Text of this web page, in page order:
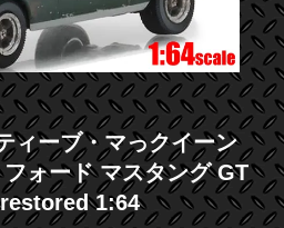
ィーブ・マっクイーン
ォード マスタング GT
1:64